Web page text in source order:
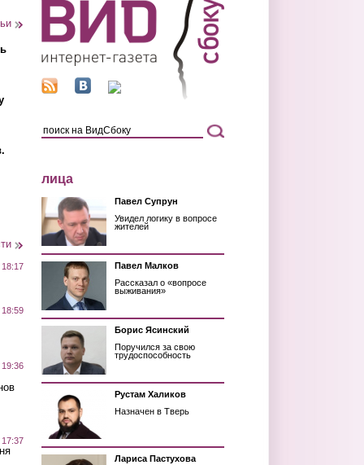
18:17
18:59
19:36
лица
Павел Супрун
Увидел логику в вопросе
жителей
Павел Малков
Рассказал о «вопросе
выживания»
Борис Ясинский
Поручился за свою
трудоспособность
Рустам Халиков
Назначен в Тверь
Лариса Пастухова